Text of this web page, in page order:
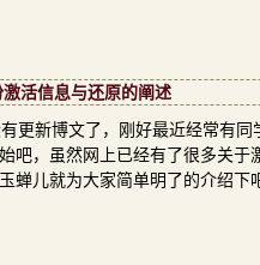
活信息与还原的阐述
更新博文了，刚好最近经常有
吧，虽然网上已经有了很多关
蝉儿就为大家简单明了的介绍下